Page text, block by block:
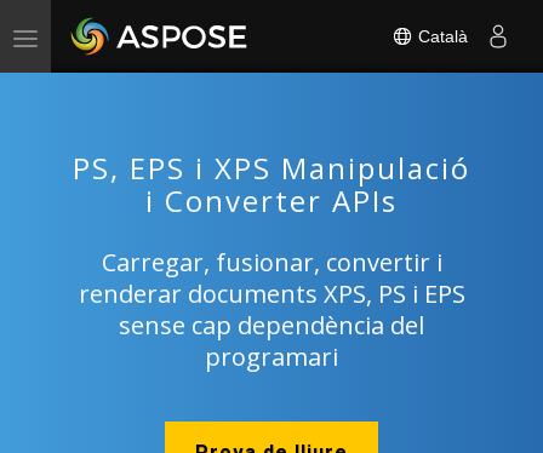
Toggle
navigation
Català
PS, EPS i XPS Manipulació
i Converter APIs
Carregar, fusionar, convertir i
renderar documents XPS, PS i EPS
sense cap dependència del
programari